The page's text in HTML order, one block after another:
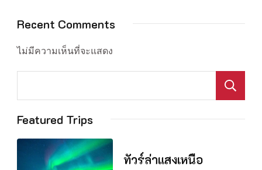
Recent Comments
ไม่มีความเห็นที่จะแสดง
Featured Trips
ทัวร์ล่าแสงเหนือ